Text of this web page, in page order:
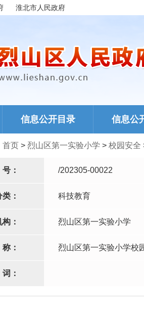
淮北市人民政府
信息公开目录 信息公
首页 > 烈山区第一实验小学 > 校园安全
号： /202305-00022
： 科技教育
： 烈山区第一实验小学
称： 烈山区第一实验小学校
词：